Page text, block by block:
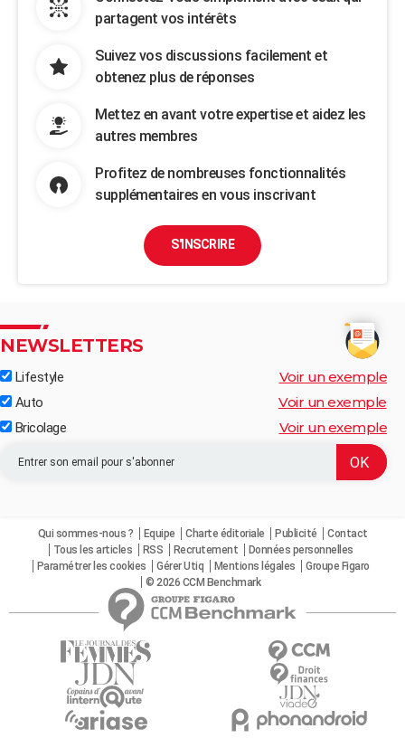
partagent vos intérêts
Suivez vos discussions facilement et
obtenez plus de réponses
Mettez en avant votre expertise et aidez les
autres membres
Profitez de nombreuses fonctionnalités
supplémentaires en vous inscrivant
S'INSCRIRE
NEWSLETTERS
Lifestyle Voir un exemple
Auto Voir un exemple
Bricolage Voir un exemple
Qui sommes-nous ? Equipe Charte éditoriale Publicité
Contact
Tous les articles
RSS Recrutement
Données personnelles
Paramétrer les cookies
Gérer Utiq Mentions légales
Groupe Figaro
© 2026 CCM Benchmark